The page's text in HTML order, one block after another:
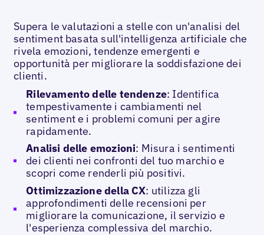
Supera le valutazioni a stelle con un'analisi del
sentiment basata sull'intelligenza artificiale che
rivela emozioni, tendenze emergenti e
opportunità per migliorare la soddisfazione dei
clienti.
Rilevamento delle tendenze: Identifica
tempestivamente i cambiamenti nel
sentiment e i problemi comuni per agire
rapidamente.
Analisi delle emozioni: Misura i sentimenti
dei clienti nei confronti del tuo marchio e
scopri come renderli più positivi.
Ottimizzazione della CX: utilizza gli
approfondimenti delle recensioni per
migliorare la comunicazione, il servizio e
l'esperienza complessiva del marchio.